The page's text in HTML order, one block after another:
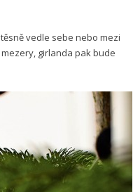
vedle sebe nebo mezi
girlanda pak bude